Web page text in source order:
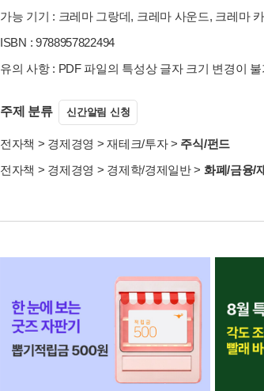
가능 기기 : 크레마 그랑데, 크레마 사운드, 크레마
ISBN : 9788957822494
유의 사항 : PDF 파일의 특성상 글자 크기 변경이
주제 분류 신간알림 신청
전자책 > 경제경영 >재테크/투자> 주식/펀드
전자책 > 경제경영 > 경제학/경제일반> 화폐/금융/